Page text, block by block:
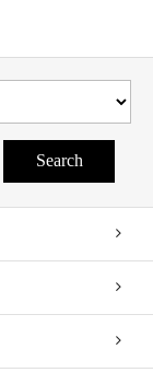
Search